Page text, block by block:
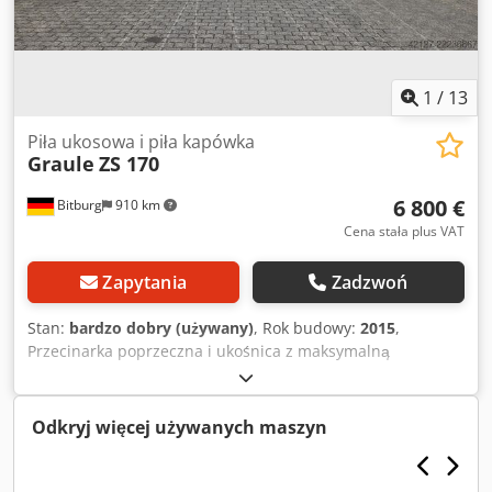
1 / 13
Bitburg 910 km
Piła ukosowa i piła kapówka
Graule ZS 170
6 800 €
Cena stała plus VAT
Zapytania Zadzwoń
Stan: bardzo dobry (używany), Rok budowy: 2015,
Przecinarka poprzeczna i ukośnica z maksymalną
wysokością cięcia 170 mm solidna konstrukcja z żeliwa
szarego precyzyjne prowadzenie sanek narzędziowych na
utwardzanych, szlifowanych wałkach stalowych z
wykorzystaniem łożysk liniowych ręczny posuw piły szybkie
ustawianie kąta cięcia do 65° w poziomie regulowane
Odkryj więcej używanych maszyn